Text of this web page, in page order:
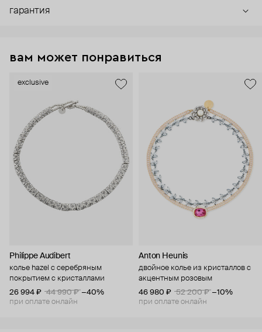
гарантия
вам может понравиться
exclusive
Philippe Audibert
колье hazel с серебряным
покрытием с кристаллами
26 994 ₽
44 990 ₽ −40%
при оплате онлайн
Anton Heunis
двойное колье из кристаллов с
акцентным розовым
46 980 ₽
52 200 ₽ −10%
при оплате онлайн